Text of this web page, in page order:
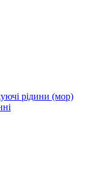
рідини (мор)